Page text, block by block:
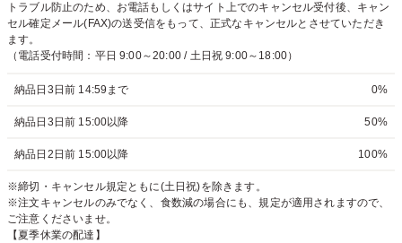
トラブル防止のため、お電話もしくはサイト上でのキャンセル受付後、キャン
セル確定メール(FAX)の送受信をもって、正式なキャンセルとさせていただき
ます。
（電話受付時間：平日 9:00～20:00 / 土日祝 9:00～18:00）
納品日3日前 14:59まで 0%
納品日3日前 15:00以降 50%
納品日2日前 15:00以降 100%
※締切・キャンセル規定ともに(土日祝)を除きます。
※注文キャンセルのみでなく、食数減の場合にも、規定が適用されますので、
ご注意くださいませ。
【夏季休業の配達】